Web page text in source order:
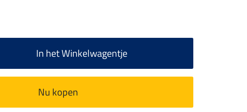
In het Winkelwagentje
Nu kopen